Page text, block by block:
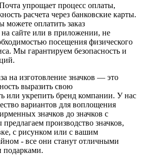
упрощает процесс оплаты,
расчета через банковские карты.
можете оплатить заказ
на сайте или в приложении, не
посещения физического
Мы гарантируем безопасность и
на изготовление значков — это
выразить свою
или укрепить бренд компании. У нас
вариантов для воплощения
значков до значков с
производство значков,
с рисунком или с вашим
- все они станут отличными
подарками.